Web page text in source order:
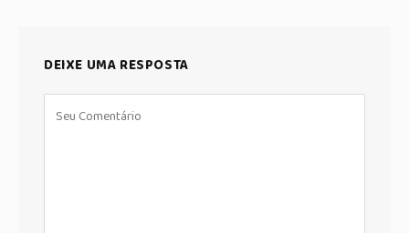
DEIXE UMA RESPOSTA